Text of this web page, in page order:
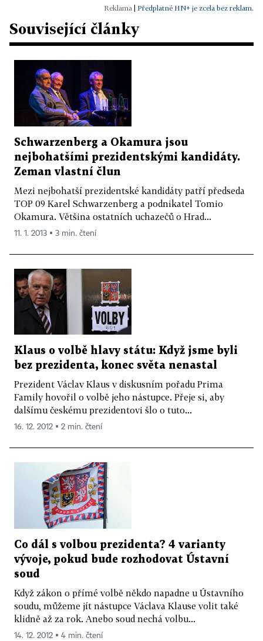
Předplatné HN+ je zcela bez reklam.
Související články
Schwarzenberg a Okamura jsou
nejbohatšími prezidentskými kandidáty.
Zeman vlastní člun
Mezi nejbohatší prezidentské kandidáty patří předseda
TOP 09 Karel Schwarzenberg a podnikatel Tomio
Okamura. Většina ostatních uchazečů o Hrad...
11. 1. 2013 ▪ 3 min. čtení
Klaus o volbě hlavy státu: Když jsme byli
bez prezidenta, konec světa nenastal
Prezident Václav Klaus v diskusním pořadu Prima
Family hovořil o volbě jeho nástupce. Přeje si, aby
dalšímu českému prezidentovi šlo o tuto...
16. 12. 2012 ▪ 2 min. čtení
Co dál s volbou prezidenta? 4 varianty
vývoje, pokud bude rozhodovat Ústavní
soud
Když zákon o přímé volbě někdo napadne u Ústavního
soudu, můžeme jít nástupce Václava Klause volit také
klidně až za rok. Anebo soud nechá volbu...
14. 12. 2012 ▪ 4 min. čtení